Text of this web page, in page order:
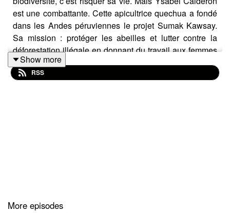
est une combattante. Cette apicultrice quechua a fondé
dans les Andes péruviennes le projet Sumak Kawsay.
Sa mission : protéger les abeilles et lutter contre la
déforestation illégale en donnant du travail aux femmes
de sa communauté. Face à elles, de grandes
multinationales : 40% du Pérou est aux mains de
Projet Sumak Kawsay
Show more
RSS
More episodes